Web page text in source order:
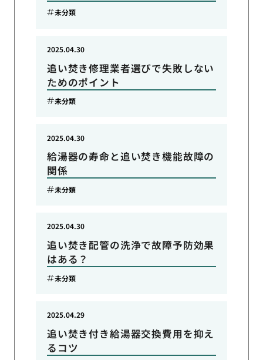
未分類
追い焚き修理業者選びで失敗しない
ためのポイント
2025.04.30
未分類
給湯器の寿命と追い焚き機能故障の
関係
2025.04.30
未分類
追い焚き配管の洗浄で故障予防効果
はある？
2025.04.30
未分類
追い焚き付き給湯器交換費用を抑え
るコツ
2025.04.29